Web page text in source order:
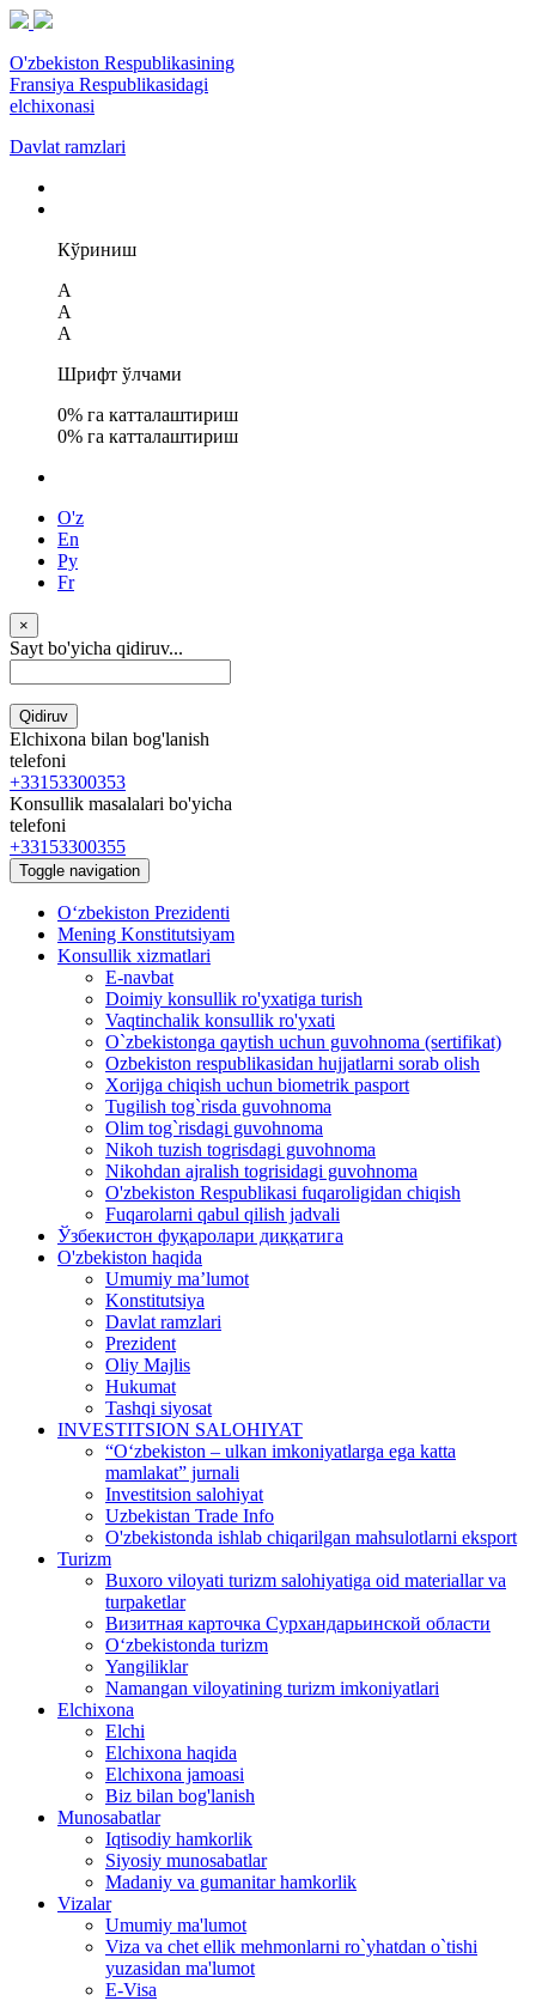
O'zbekiston Respublikasining
Fransiya Respublikasidagi
elchixonasi
Davlat ramzlari
Кўриниш
A
A
A
Шрифт ўлчами
0% га катталаштириш
0% га катталаштириш
O'z
En
Ру
Fr
×
Sayt bo'yicha qidiruv...
Qidiruv
Elchixona bilan bog'lanish
telefoni
+33153300353
Konsullik masalalari bo'yicha
telefoni
+33153300355
Toggle navigation
Oʻzbekiston Prezidenti
Mening Konstitutsiyam
Konsullik xizmatlari
E-navbat
Doimiy konsullik ro'yxatiga turish
Vaqtinchalik konsullik ro'yxati
O`zbekistonga qaytish uchun guvohnoma (sertifikat)
Ozbekiston respublikasidan hujjatlarni sorab olish
Xorijga chiqish uchun biometrik pasport
Tugilish tog`risda guvohnoma
Olim tog`risdagi guvohnoma
Nikoh tuzish togrisdagi guvohnoma
Nikohdan ajralish togrisidagi guvohnoma
O'zbekiston Respublikasi fuqaroligidan chiqish
Fuqarolarni qabul qilish jadvali
Ўзбекистон фуқаролари диққатига
O'zbekiston haqida
Umumiy ma’lumot
Konstitutsiya
Davlat ramzlari
Prezident
Oliy Majlis
Hukumat
Tashqi siyosat
INVESTITSION SALOHIYAT
“Oʻzbekiston – ulkan imkoniyatlarga ega katta
mamlakat” jurnali
Investitsion salohiyat
Uzbekistan Trade Info
O'zbekistonda ishlab chiqarilgan mahsulotlarni eksport
Turizm
Buxoro viloyati turizm salohiyatiga oid materiallar va
turpaketlar
Визитная карточка Сурхандарьинской области
Oʻzbekistonda turizm
Yangiliklar
Namangan viloyatining turizm imkoniyatlari
Elchixona
Elchi
Elchixona haqida
Elchixona jamoasi
Biz bilan bog'lanish
Munosabatlar
Iqtisodiy hamkorlik
Siyosiy munosabatlar
Madaniy va gumanitar hamkorlik
Vizalar
Umumiy ma'lumot
Viza va chet ellik mehmonlarni ro`yhatdan o`tishi
yuzasidan ma'lumot
E-Visa